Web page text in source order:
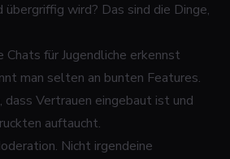
übergriffig wird? Das sind die Dinge,
für Jugendliche erkennst
man selten an bunten Features.
dass Vertrauen eingebaut ist und
auftaucht.
Nicht irgendeine